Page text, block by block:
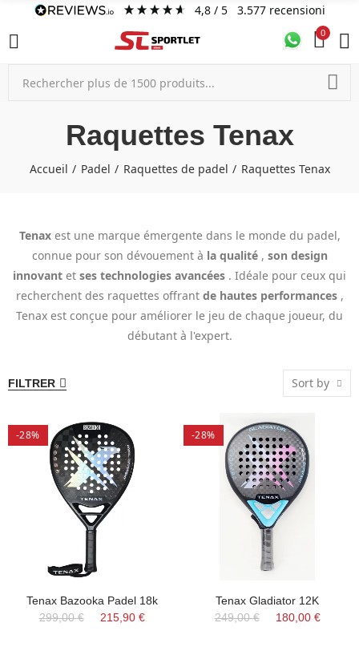
4,8/ 5 3.577 recensioni
0
Raquettes Tenax
Accueil Padel Raquettes de padel Raquettes Tenax
Tenaxest une marque émergente dans le monde du padel,
connue pour son dévouement à la qualité, son design
innovant et ses technologies avancées . Idéale pour ceux qui
recherchent des raquettes offrant de hautes performances,
Tenax est conçue pour améliorer le jeu de chaque joueur, du
débutant à l'expert.
FILTRER Sort by
-28%
Tenax Bazooka Padel 18k
299,00 €
215,90 €
-28%
Tenax Gladiator 12K
249,00 €
180,00 €